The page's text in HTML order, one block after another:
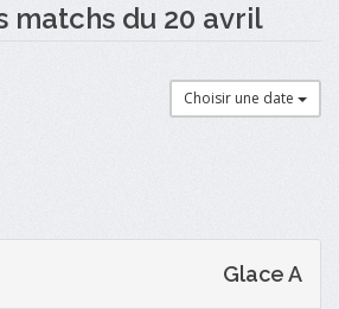
matchs du 20 avril
Choisir une date
Glace A